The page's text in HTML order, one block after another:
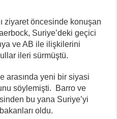
ziyaret öncesinde konuşan
Suriye’deki geçici
ve AB ile ilişkilerini
ileri sürmüştü.
arasında yeni bir siyasi
söylemişti. Barro ve
bu yana Suriye’yi
oldu.